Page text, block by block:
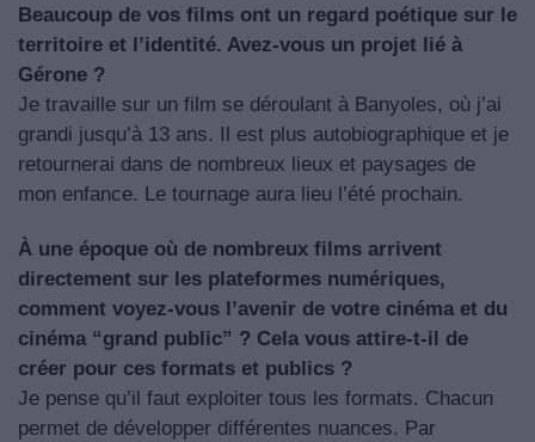
Beaucoup de vos films ont un regard poétique sur le
territoire et l’identité. Avez-vous un projet lié à
Gérone ?
Je travaille sur un film se déroulant à Banyoles, où j’ai
grandi jusqu’à 13 ans. Il est plus autobiographique et je
retournerai dans de nombreux lieux et paysages de
mon enfance. Le tournage aura lieu l’été prochain.
À une époque où de nombreux films arrivent
directement sur les plateformes numériques,
comment voyez-vous l’avenir de votre cinéma et du
cinéma “grand public” ? Cela vous attire-t-il de
créer pour ces formats et publics ?
Je pense qu’il faut exploiter tous les formats. Chacun
permet de développer différentes nuances. Par